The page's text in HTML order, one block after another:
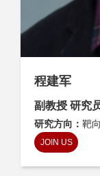
程建军
副教授 研究
研究方向： 靶
JOIN US